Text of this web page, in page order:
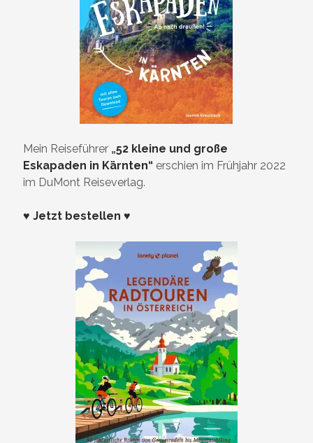
Mein Reiseführer „52 kleine und große
Eskapaden in Kärnten“ erschien im Frühjahr 2022
im DuMont Reiseverlag.
♥ Jetzt bestellen ♥